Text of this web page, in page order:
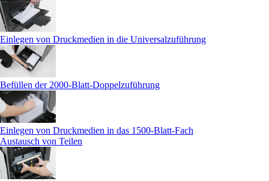
Einlegen von Druckmedien in die Universalzuführung
Befüllen der 2000-Blatt-Doppelzuführung
Einlegen von Druckmedien in das 1500-Blatt-Fach
Austausch von Teilen